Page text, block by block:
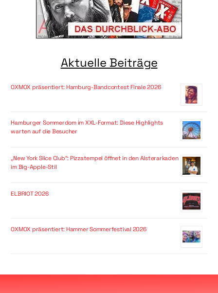
Aktuelle Beiträge
OXMOX präsentiert: Hamburg-Bandcontest Finale 2026
Hamburger Sommerdom im XXL-Format: Diese Highlights
warten auf die Besucher
„New York Slice Club“: Pizzatempel öffnet in den Alsterarkaden
im Big-Apple-Stil
ELBRIOT 2026
OXMOX präsentiert: Hammer Sommerfestival 2026